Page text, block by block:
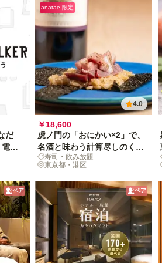
だ
子
anatae 限定
4.0
￥18,600
虎ノ門の「おにかい×2」で、
名酒と味わう計算尽しのくず
し鮨寿司・飲み放題
東京都・港区
ペア ペア